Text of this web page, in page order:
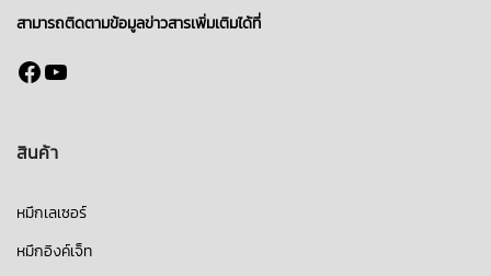
สามารถติดตามข้อมูลข่าวสารเพิ่มเติมได้ที่
Facebook
YouTube
สินค้า
หมึกเลเซอร์
หมึกอิงค์เจ็ท